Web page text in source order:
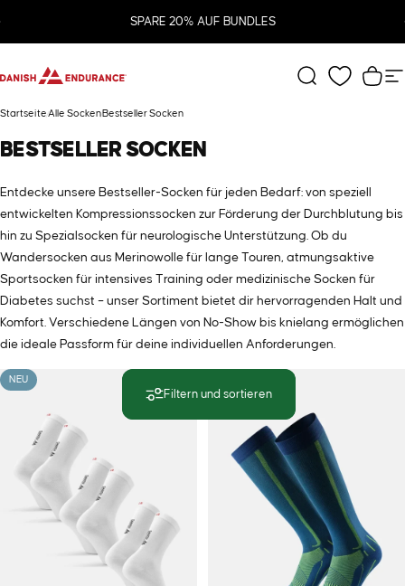
SPARE 20% AUF BUNDLES
DANISH ENDURANCE Suche
StartseiteAlle SockenBestseller Socken
BESTSELLER SOCKEN
Entdecke unsere Bestseller-Socken für jeden Bedarf: von speziell
entwickelten Kompressionssocken zur Förderung der Durchblutung bis
hin zu Spezialsocken für neurologische Unterstützung. Ob du
Wandersocken aus Merinowolle für lange Touren, atmungsaktive
Sportsocken für intensives Training oder medizinische Socken für
Diabetes suchst – unser Sortiment bietet dir hervorragenden Halt und
Komfort. Verschiedene Längen von No-Show bis knielang ermöglichen
die ideale Passform für deine individuellen Anforderungen.
Filtern und sortieren
NEU